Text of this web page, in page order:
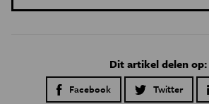
Dit artikel delen op:
Facebook Twitter